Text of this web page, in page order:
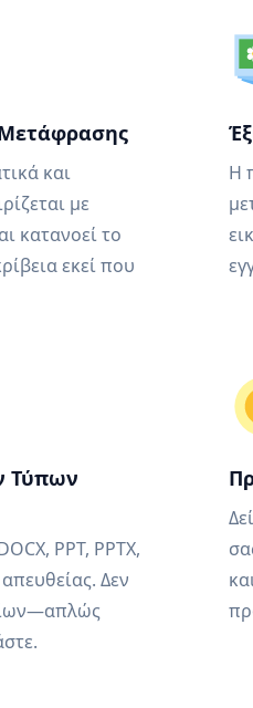
και
με
κατανοεί το
εκεί που
Η
Τύπων
PPT, PPTX,
απευθείας. Δεν